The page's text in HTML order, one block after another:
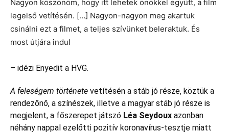
Nagyon köszönöm, hogy itt lehetek önökkel együtt, a film
legelső vetítésén. […] Nagyon-nagyon meg akartuk
csinálni ezt a filmet, a teljes szívünket beleraktuk. És
most útjára indul
– idézi Enyedit a HVG.
A feleségem története vetítésén a stáb jó része, köztük a
rendezőnő, a színészek, illetve a magyar stáb jó része is
megjelent, a főszerepet játszó Léa Seydoux azonban
néhány nappal ezelőtti pozitív koronavírus-tesztje miatt